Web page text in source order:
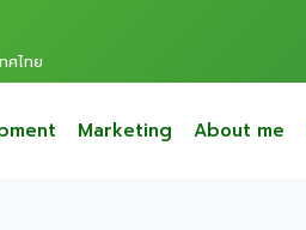
ศไทย
Marketing About me